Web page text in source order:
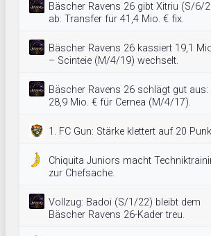
Bäscher Ravens 26 gibt Xitriu (S/6/
ab: Transfer für 41,4 Mio. € fix.
Bäscher Ravens 26 kassiert 19,1
– Scinteie (M/4/19) wechselt.
Bäscher Ravens 26 schlägt gut aus:
28,9 Mio. € für Cernea (M/4/17).
1. FC Gun: Stärke klettert auf 20
Chiquita Juniors macht
zur Chefsache.
Vollzug: Badoi (S/1/22) bleibt dem
Bäscher Ravens 26-Kader treu.